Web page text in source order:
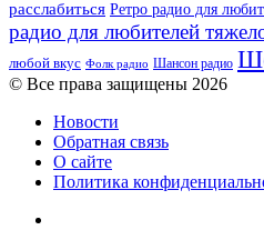
расслабиться Ретро радио для
радио для любителей
любой вкус Фолк радио Шансон радио
© Все права защищены 2026
Новости
Обратная связь
О сайте
Политика